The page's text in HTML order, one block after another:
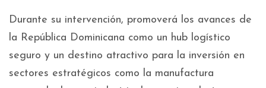
Durante su intervención, promoverá los avances de
la República Dominicana como un hub logístico
seguro y un destino atractivo para la inversión en
sectores estratégicos como la manufactura